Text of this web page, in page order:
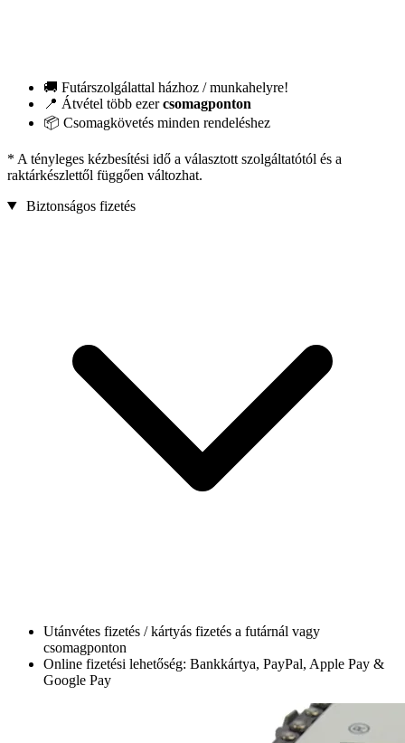
🚚 Futárszolgálattal házhoz / munkahelyre!
📍 Átvétel több ezercsomagponton
📦 Csomagkövetés minden rendeléshez
* A tényleges kézbesítési idő a választott szolgáltatótól és a
raktárkészlettől függően változhat.
Biztonságos fizetés
Utánvétes fizetés / kártyás fizetés a futárnál vagy
csomagponton
Online fizetési lehetőség: Bankkártya, PayPal, Apple Pay &
Google Pay